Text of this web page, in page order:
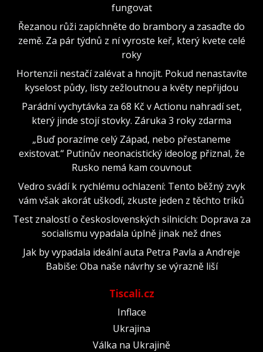
fungovat
Řezanou růži zapíchněte do brambory a zasaďte do
země. Za pár týdnů z ní vyroste keř, který kvete celé
roky
Hortenzii nestačí zalévat a hnojit. Pokud nenastavíte
kyselost půdy, listy zežloutnou a květy nepřijdou
Parádní vychytávka za 68 Kč v Actionu nahradí set,
který jinde stojí stovky. Záruka 3 roky zdarma
„Buď porazíme celý Západ, nebo přestaneme
existovat.“ Putinův neonacistický ideolog přiznal, že
Rusko nemá kam couvnout
Vedro svádí k rychlému ochlazení: Tento běžný zvyk
vám však akorát uškodí, zkuste jeden z těchto triků
Test znalostí o československých silnicích: Doprava za
socialismu vypadala úplně jinak než dnes
Jak by vypadala ideální auta Petra Pavla a Andreje
Babiše: Oba naše návrhy se výrazně liší
Tiscali.cz
Inflace
Ukrajina
Válka na Ukrajině